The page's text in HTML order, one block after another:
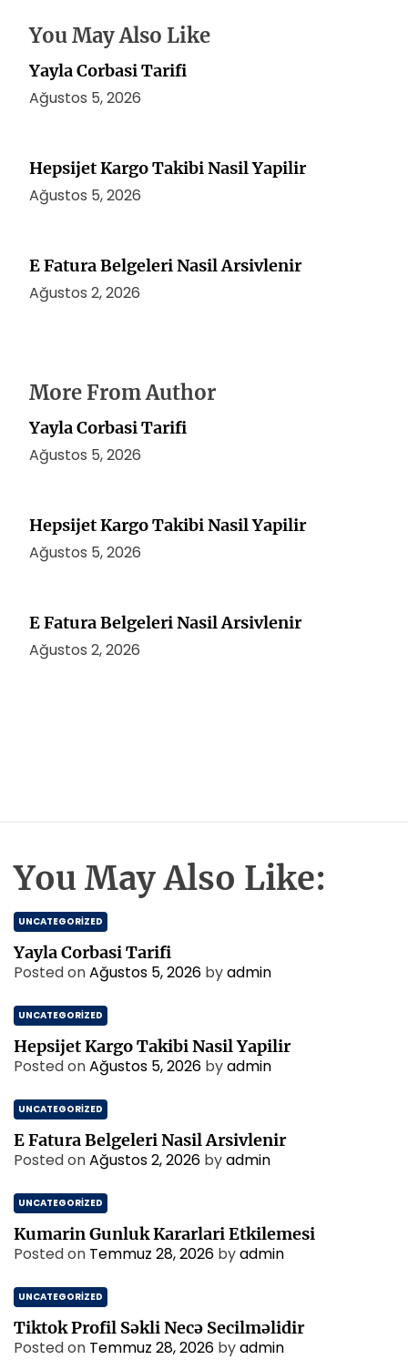
i
You May Also Like
Yayla Corbasi Tarifi
Ağustos 5, 2026
Hepsijet Kargo Takibi Nasil Yapilir
Ağustos 5, 2026
E Fatura Belgeleri Nasil Arsivlenir
Ağustos 2, 2026
More From Author
Yayla Corbasi Tarifi
Ağustos 5, 2026
Hepsijet Kargo Takibi Nasil Yapilir
Ağustos 5, 2026
E Fatura Belgeleri Nasil Arsivlenir
Ağustos 2, 2026
You May Also Like:
UNCATEGORIZED
Yayla Corbasi Tarifi
Posted onAğustos 5, 2026 byadmin
UNCATEGORIZED
Hepsijet Kargo Takibi Nasil Yapilir
Posted onAğustos 5, 2026 byadmin
UNCATEGORIZED
E Fatura Belgeleri Nasil Arsivlenir
Posted onAğustos 2, 2026 byadmin
UNCATEGORIZED
Kumarin Gunluk Kararlari Etkilemesi
Posted on Temmuz 28, 2026 byadmin
UNCATEGORIZED
Tiktok Profil Səkli Necə Secilməlidir
Posted on Temmuz 28, 2026 byadmin